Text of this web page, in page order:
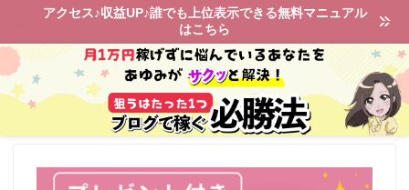
アクセス♪収益UP♪誰でも上位表示できる無料マニュアル
はこちら